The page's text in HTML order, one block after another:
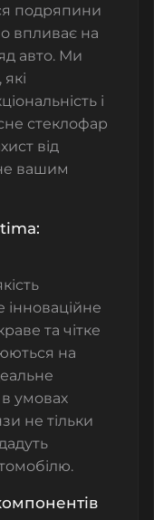
подряпини
впливає на
авто. Ми
і
стеклофар
від
вашим
інноваційне
та чітке
на
умовах
не тільки